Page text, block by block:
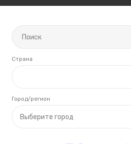
Страна
Выберите город
Город/регион